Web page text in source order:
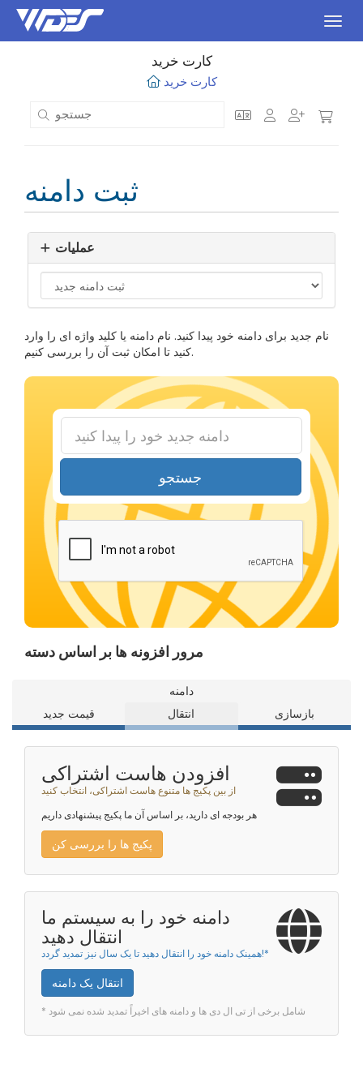
کارت خرید
کارت خرید
ثبت دامنه
عملیات
نام جدید برای دامنه خود پیدا کنید. نام دامنه یا کلید واژه ای را وارد
کنید تا امکان ثبت آن را بررسی کنیم.
جستجو
مرور افزونه ها بر اساس دسته
دامنه
قیمت جدید
انتقال بازسازی
افزودن هاست اشتراکی
از بین پکیج ها متنوع هاست اشتراکی، انتخاب کنید
هر بودجه ای دارید، بر اساس آن ما پکیج پیشنهادی داریم
پکیج ها را بررسی کن
دامنه خود را به سیستم ما
انتقال دهید
همینک دامنه خود را انتقال دهید تا یک سال نیز تمدید گردد!*
انتقال یک دامنه
* شامل برخی از تی ال دی ها و دامنه های اخیراً تمدید شده نمی شود